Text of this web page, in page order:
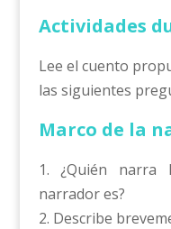
Actividades
Lee el cuento
las siguientes
Marco de la
1. ¿Quién
narrador es?
2. Describe